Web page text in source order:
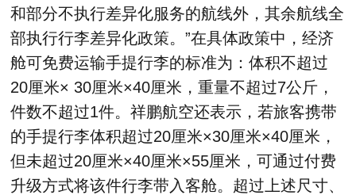
和部分不执行差异化服务的航线外，其余航线全
部执行行李差异化政策。”在具体政策中，经济
舱可免费运输手提行李的标准为：体积不超过
20厘米× 30厘米×40厘米，重量不超过7公斤，
件数不超过1件。祥鹏航空还表示，若旅客携带
的手提行李体积超过20厘米×30厘米×40厘米，
但未超过20厘米×40厘米×55厘米，可通过付费
升级方式将该件行李带入客舱。超过上述尺寸、